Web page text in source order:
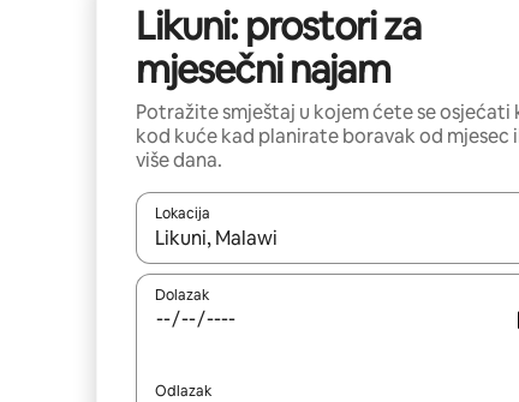
Likuni: prostori za
mjesečni najam
Potražite smještaj u kojem ćete se osjećati
kod kuće kad planirate boravak od mjesec
više dana.
Lokacija
Kada budu dostupni rezultati, moći ćete ih
Dolazak
Odlazak